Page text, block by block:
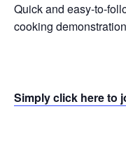
Quick and easy-to-
cooking
Simply click here to